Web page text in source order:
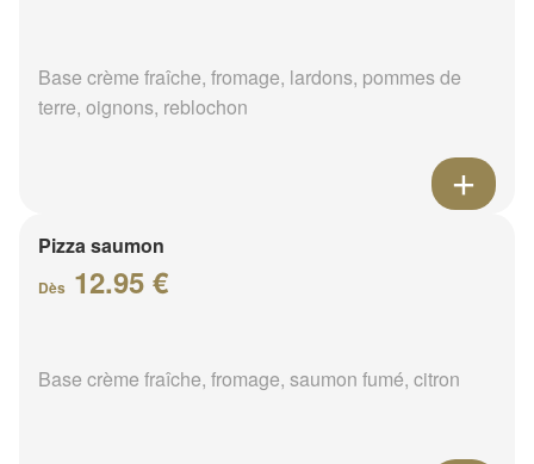
Base crème fraîche, fromage, lardons, pommes de
terre, oignons, reblochon
Pizza saumon
Dès 12.95 €
Base crème fraîche, fromage, saumon fumé, citron